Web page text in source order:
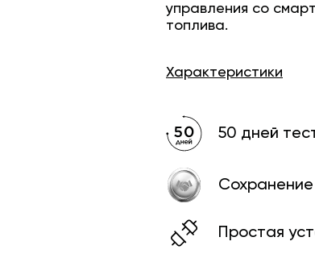
управления со
топлива.
Характеристики
50 дней
Простая